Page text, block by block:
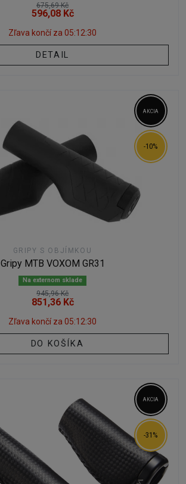
675,69 Kč
596,08 Kč
Zľava končí za 05:12:29
DETAIL
AKCIA
-10%
GRIPY S OBJÍMKOU
Gripy MTB VOXOM GR31
Na externom sklade
945,96 Kč
851,36 Kč
Zľava končí za 05:12:29
DO KOŠÍKA
AKCIA
-31%